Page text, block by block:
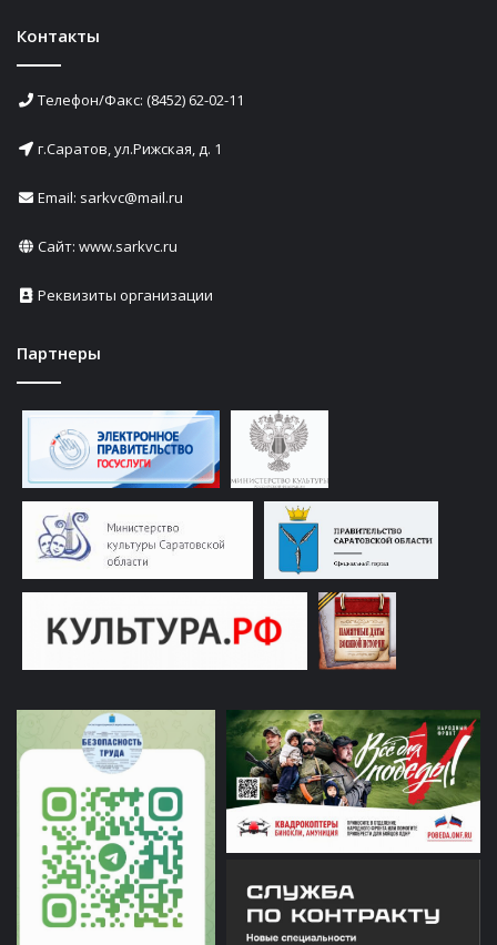
Контакты
Телефон/Факс: (8452) 62-02-11
г.Саратов, ул.Рижская, д. 1
Email: sarkvc@mail.ru
Сайт: www.sarkvc.ru
Реквизиты организации
Партнеры